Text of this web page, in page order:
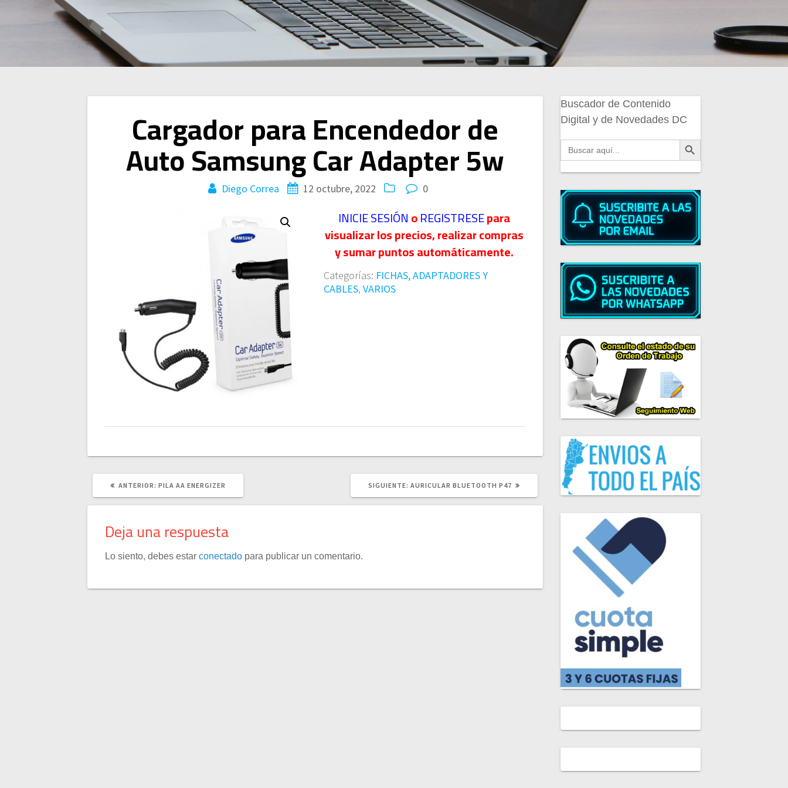
Cargador para Encendedor de
Auto Samsung Car Adapter 5w
Diego Correa 12 octubre, 2022 0
INICIE SESIÓNoREGISTRESEpara
visualizar los precios, realizar compras
y sumar puntos automáticamente.
Categorías: FICHAS, ADAPTADORES Y
CABLES, VARIOS
Navegación
ANTERIOR: POST
PILA AA ENERGIZER SIGUIENTE: SIGUIENTE
AURICULAR BLUETOOTH P47
Deja una respuesta
Lo siento, debes estarconectado para publicar un comentario.
Buscador de Contenido
Digital y de Novedades DC
Buscar: Botón de búsqueda